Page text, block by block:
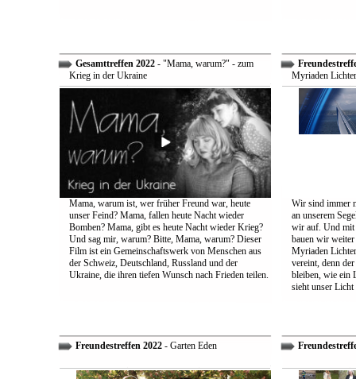
Gesamttreffen 2022- "Mama, warum?" - zum
Krieg in der Ukraine
Mama, warum ist, wer früher Freund war, heute
unser Feind? Mama, fallen heute Nacht wieder
Bomben? Mama, gibt es heute Nacht wieder Krieg?
Und sag mir, warum? Bitte, Mama, warum? Dieser
Film ist ein Gemeinschaftswerk von Menschen aus
der Schweiz, Deutschland, Russland und der
Ukraine, die ihren tiefen Wunsch nach Frieden teilen.
Myriaden
Wir sind immer
an unserem
wir auf. Und mit
bauen wir
Myriaden
vereint, denn
bleiben, wie ein
sieht unser
Freundestreffen 2022- Garten Eden